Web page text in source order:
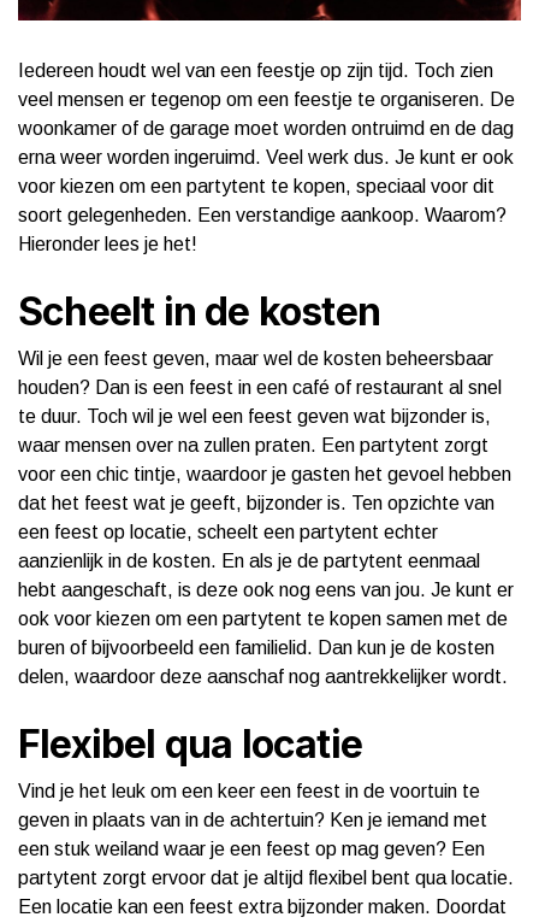
Iedereen houdt wel van een feestje op zijn tijd. Toch zien
veel mensen er tegenop om een feestje te organiseren. De
woonkamer of de garage moet worden ontruimd en de dag
erna weer worden ingeruimd. Veel werk dus. Je kunt er ook
voor kiezen om een partytent te kopen, speciaal voor dit
soort gelegenheden. Een verstandige aankoop. Waarom?
Hieronder lees je het!
Scheelt in de kosten
Wil je een feest geven, maar wel de kosten beheersbaar
houden? Dan is een feest in een café of restaurant al snel
te duur. Toch wil je wel een feest geven wat bijzonder is,
waar mensen over na zullen praten. Een partytent zorgt
voor een chic tintje, waardoor je gasten het gevoel hebben
dat het feest wat je geeft, bijzonder is. Ten opzichte van
een feest op locatie, scheelt een partytent echter
aanzienlijk in de kosten. En als je de partytent eenmaal
hebt aangeschaft, is deze ook nog eens van jou. Je kunt er
ook voor kiezen om een partytent te kopen samen met de
buren of bijvoorbeeld een familielid. Dan kun je de kosten
delen, waardoor deze aanschaf nog aantrekkelijker wordt.
Flexibel qua locatie
Vind je het leuk om een keer een feest in de voortuin te
geven in plaats van in de achtertuin? Ken je iemand met
een stuk weiland waar je een feest op mag geven? Een
partytent zorgt ervoor dat je altijd flexibel bent qua locatie.
Een locatie kan een feest extra bijzonder maken. Doordat